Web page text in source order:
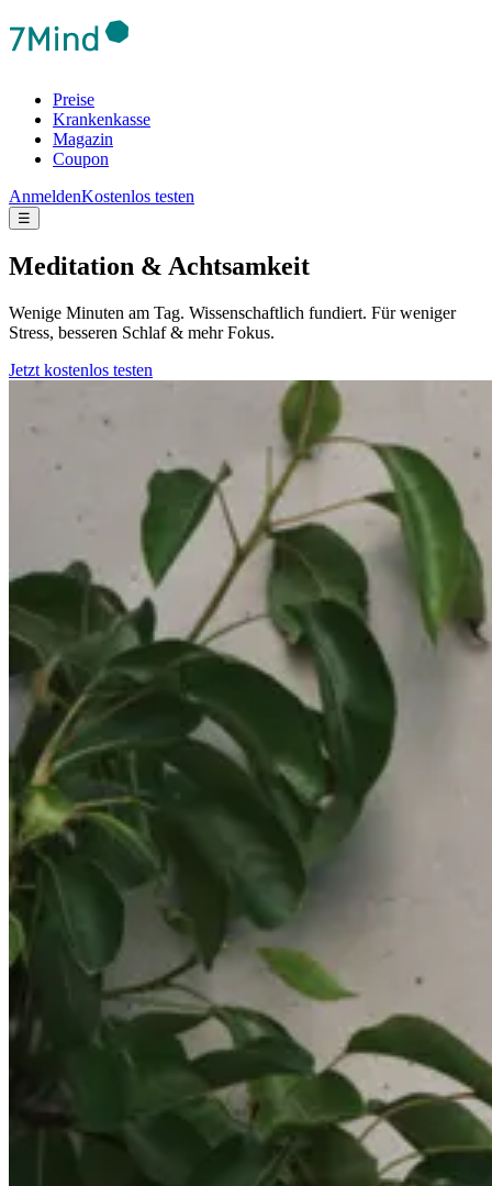
Preise
Krankenkasse
Magazin
Coupon
AnmeldenKostenlos testen
☰
Meditation & Achtsamkeit
Wenige Minuten am Tag. Wissenschaftlich fundiert. Für weniger
Stress, besseren Schlaf & mehr Fokus.
Jetzt kostenlos testen